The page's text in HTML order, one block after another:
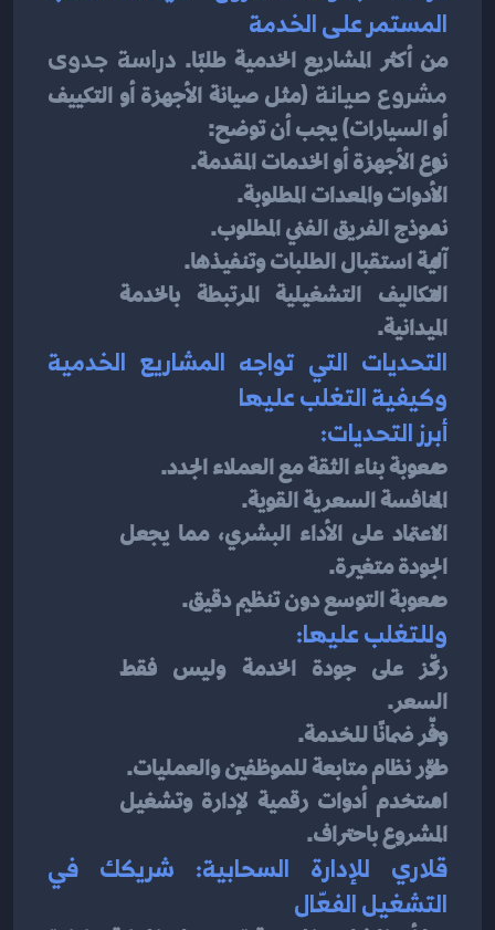
المستمر على الخدمة
من أكثر المشاريع الخدمية طلبًا.
مشروع صيانة
أو السيارات) يجب أن توضح:
نوع الأجهزة أو الخدمات المقدمة.
الأدوات والمعدات المطلوبة.
نموذج الفريق الفني المطلوب.
آلية استقبال الطلبات وتنفيذها.
التكاليف التشغيلية المرتبطة بالخدمة
الميدانية.
وكيفية التغلب عليها
أبرز التحديات:
صعوبة بناء الثقة مع العملاء الجدد.
المنافسة السعرية القوية.
الجودة متغيرة.
صعوبة التوسع دون تنظيم دقيق.
وللتغلب عليها:
ركّز على جودة الخدمة وليس فقط
السعر.
وفّر ضمانًا للخدمة.
طوّر نظام متابعة للموظفين والعمليات.
المشروع باحتراف.
التشغيل الفعّال